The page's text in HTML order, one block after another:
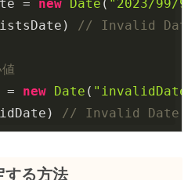
= new Date ( "2023/99/
// Invalid Date
= new Date ( "invalidDate"
// Invalid Date
る方法